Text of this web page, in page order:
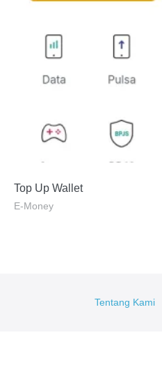
Top Up Wallet
E-Money
Tentang Kami